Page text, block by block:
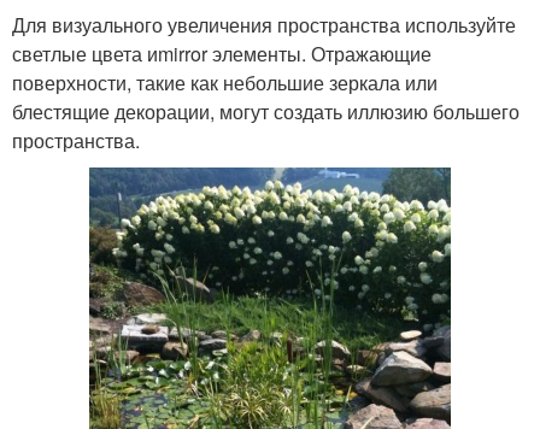
Для визуального увеличения пространства используйте
светлые цвета иmirror элементы. Отражающие
поверхности, такие как небольшие зеркала или
блестящие декорации, могут создать иллюзию большего
пространства.